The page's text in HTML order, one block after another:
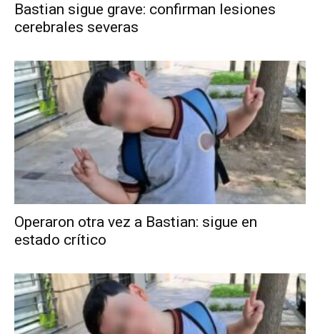
Bastian sigue grave: confirman lesiones
cerebrales severas
Operaron otra vez a Bastian: sigue en
estado crítico